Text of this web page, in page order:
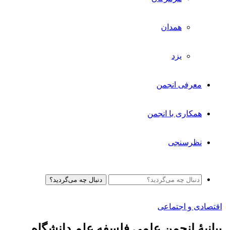
همدان
یزد
معرفی انجمن
همکاری با انجمن
نظرسنجی
دنبال چه می‌گردید؟
اقتصادی و اجتماعی